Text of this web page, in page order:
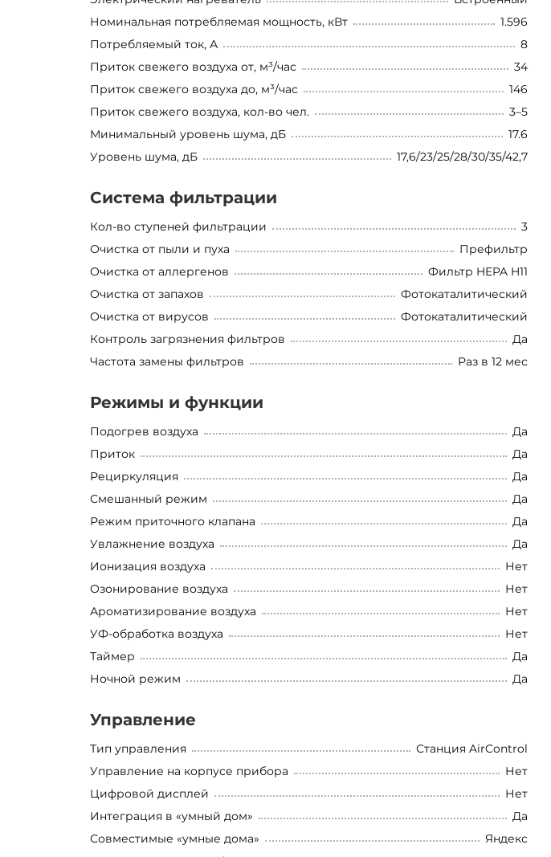
Номинальная потребляемая мощность, кВт
1.596
Потребляемый ток, А
8
Приток свежего воздуха от, м³/час
34
Приток свежего воздуха до, м³/час
146
Приток свежего воздуха, кол-во чел.
3–5
Минимальный уровень шума, дБ
17.6
Уровень шума, дБ
17,6/23/25/28/30/35/42,7
Система фильтрации
Кол-во ступеней фильтрации
3
Очистка от пыли и пуха
Префильтр
Очистка от аллергенов
Фильтр HEPA H11
Очистка от запахов
Фотокаталитический
Очистка от вирусов
Фотокаталитический
Контроль загрязнения фильтров
Да
Частота замены фильтров
Раз в 12 мес
Режимы и функции
Подогрев воздуха
Да
Приток
Да
Рециркуляция
Да
Смешанный режим
Да
Режим приточного клапана
Да
Увлажнение воздуха
Да
Ионизация воздуха
Нет
Озонирование воздуха
Нет
Ароматизирование воздуха
Нет
УФ-обработка воздуха
Нет
Таймер
Да
Ночной режим
Да
Управление
Тип управления
Станция AirControl
Управление на корпусе прибора
Нет
Цифровой дисплей
Нет
Интеграция в «умный дом»
Да
Совместимые «умные дома»
Яндекс